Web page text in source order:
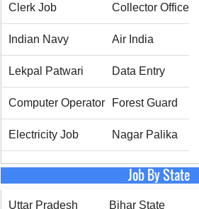
Clerk Job Collector Office
Indian Navy Air India
Lekpal Patwari Data Entry
Computer Operator Forest Guard
Electricity Job Nagar Palika
Job By State
Uttar Pradesh Bihar State